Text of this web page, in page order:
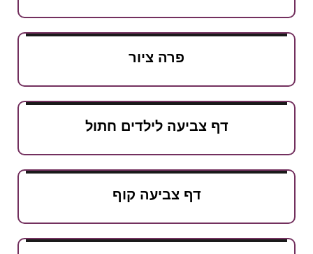
פרה ציור
דף צביעה לילדים חתול
דף צביעה קוף